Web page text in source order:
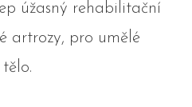
úžasný rehabilitační
artrozy, pro umělé